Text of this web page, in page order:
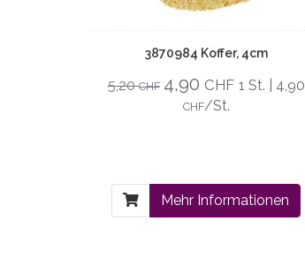
3870984 Koffer, 4cm
5,20CHF 4,90 CHF 1 St. | 4,90
CHF/St.
Mehr Informationen